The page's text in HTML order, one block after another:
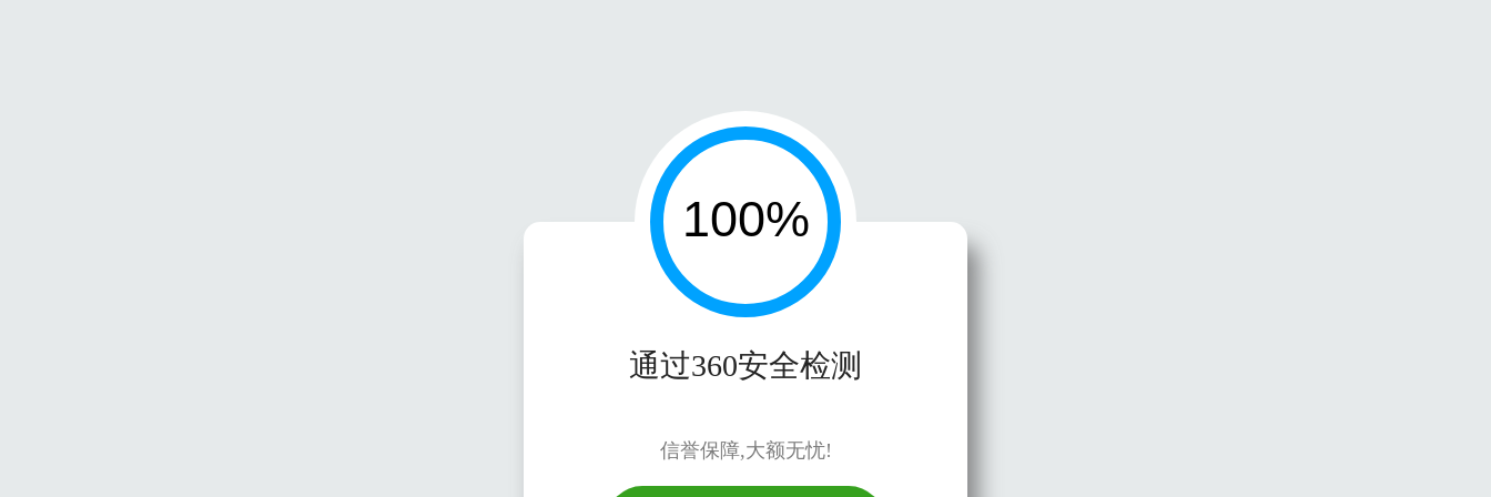
通过360安全检测
信誉保障,大额无忧!